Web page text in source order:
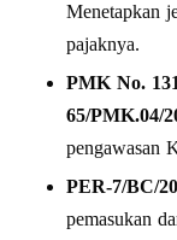
Menetapkan
pajaknya.
PMK No.
65/PMK.04/
pengawasan
PER-7/BC/
pemasukan